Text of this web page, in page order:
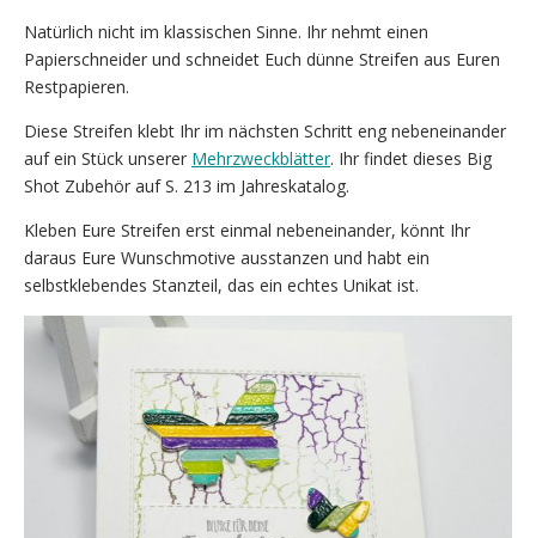
Natürlich nicht im klassischen Sinne. Ihr nehmt einen
Papierschneider und schneidet Euch dünne Streifen aus Euren
Restpapieren.
Diese Streifen klebt Ihr im nächsten Schritt eng nebeneinander
auf ein Stück unserer Mehrzweckblätter. Ihr findet dieses Big
Shot Zubehör auf S. 213 im Jahreskatalog.
Kleben Eure Streifen erst einmal nebeneinander, könnt Ihr
daraus Eure Wunschmotive ausstanzen und habt ein
selbstklebendes Stanzteil, das ein echtes Unikat ist.